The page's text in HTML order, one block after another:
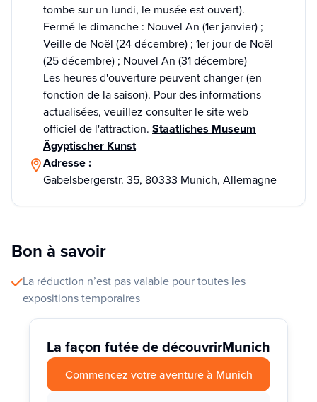
tombe sur un lundi, le musée est ouvert).
Fermé le dimanche : Nouvel An (1er janvier) ;
Veille de Noël (24 décembre) ; 1er jour de Noël
(25 décembre) ; Nouvel An (31 décembre)
Les heures d'ouverture peuvent changer (en
fonction de la saison). Pour des informations
actualisées, veuillez consulter le site web
officiel de l'attraction. Staatliches Museum
Ägyptischer Kunst
Adresse :
Gabelsbergerstr. 35, 80333 Munich, Allemagne
Bon à savoir
La réduction n’est pas valable pour toutes les
expositions temporaires
La façon futée de découvrirMunich
Commencez votre aventure à Munich